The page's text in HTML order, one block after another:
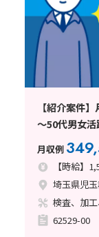
【紹介案件
～50代男女
月収例
【時給】
埼玉県児
検査、加
62529-00